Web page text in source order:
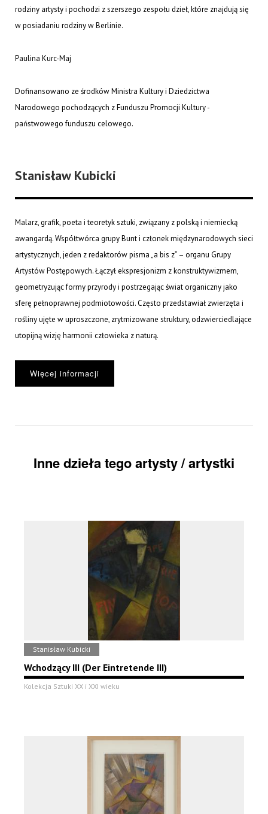
rodziny artysty i pochodzi z szerszego zespołu dzieł, które znajdują się
w posiadaniu rodziny w Berlinie.
Paulina Kurc-Maj
Dofinansowano ze środków Ministra Kultury i Dziedzictwa
Narodowego pochodzących z Funduszu Promocji Kultury -
państwowego funduszu celowego.
Stanisław Kubicki
Malarz, grafik, poeta i teoretyk sztuki, związany z polską i niemiecką
awangardą. Współtwórca grupy Bunt i członek międzynarodowych sieci
artystycznych, jeden z redaktorów pisma „a bis z” – organu Grupy
Artystów Postępowych. Łączył ekspresjonizm z konstruktywizmem,
geometryzując formy przyrody i postrzegając świat organiczny jako
sferę pełnoprawnej podmiotowości. Często przedstawiał zwierzęta i
rośliny ujęte w uproszczone, zrytmizowane struktury, odzwierciedlające
utopijną wizję harmonii człowieka z naturą.
Więcej informacji
Inne dzieła tego artysty / artystki
Stanisław Kubicki
Wchodzący III (Der Eintretende III)
Kolekcja Sztuki XX i XXI wieku